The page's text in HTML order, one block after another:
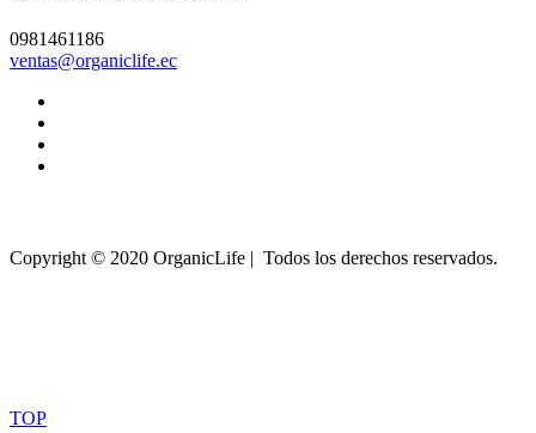
0981461186
ventas@organiclife.ec
Copyright © 2020 OrganicLife | Todos los derechos reservados.
TOP